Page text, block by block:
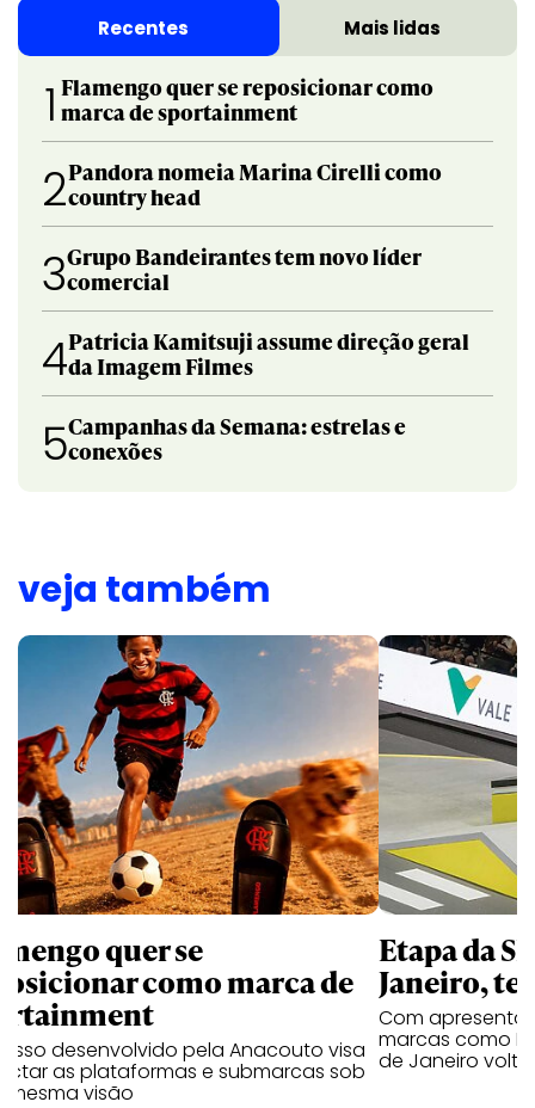
Recentes Mais lidas
1 Flamengo quer se reposicionar como
marca de sportainment
2Pandora nomeia Marina Cirelli como
country head
3Grupo Bandeirantes tem novo líder
comercial
4Patricia Kamitsuji assume direção geral
da Imagem Filmes
5Campanhas da Semana: estrelas e
conexões
veja também
quer se
como marca de
desenvolvido pela Anacouto visa
as plataformas e submarcas sob
mesma visão
Etapa da
Janeiro,
Com
marcas como
de Janeiro